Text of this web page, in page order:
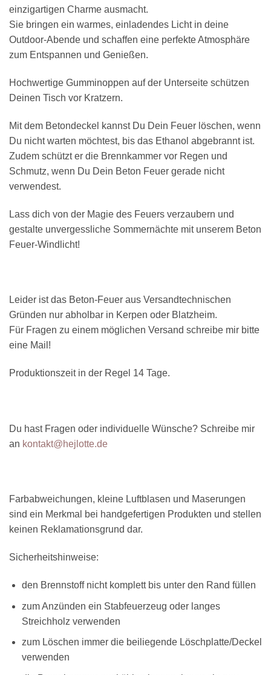
einzigartigen Charme ausmacht.
Sie bringen ein warmes, einladendes Licht in deine
Outdoor-Abende und schaffen eine perfekte Atmosphäre
zum Entspannen und Genießen.
Hochwertige Gumminoppen auf der Unterseite schützen
Deinen Tisch vor Kratzern.
Mit dem Betondeckel kannst Du Dein Feuer löschen, wenn
Du nicht warten möchtest, bis das Ethanol abgebrannt ist.
Zudem schützt er die Brennkammer vor Regen und
Schmutz, wenn Du Dein Beton Feuer gerade nicht
verwendest.
Lass dich von der Magie des Feuers verzaubern und
gestalte unvergessliche Sommernächte mit unserem Beton
Feuer-Windlicht!
Leider ist das Beton-Feuer aus Versandtechnischen
Gründen nur abholbar in Kerpen oder Blatzheim.
Für Fragen zu einem möglichen Versand schreibe mir bitte
eine Mail!
Produktionszeit in der Regel 14 Tage.
Du hast Fragen oder individuelle Wünsche? Schreibe mir
an kontakt@hejlotte.de
Farbabweichungen, kleine Luftblasen und Maserungen
sind ein Merkmal bei handgefertigen Produkten und stellen
keinen Reklamationsgrund dar.
Sicherheitshinweise:
den Brennstoff nicht komplett bis unter den Rand füllen
zum Anzünden ein Stabfeuerzeug oder langes
Streichholz verwenden
zum Löschen immer die beiliegende Löschplatte/Deckel
verwenden